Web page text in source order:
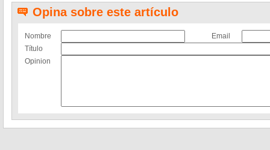
Opina sobre este artículo
Nombre
Email
Título
Opinion